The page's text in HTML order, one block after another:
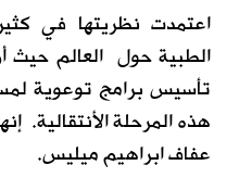
اعتمدت نظريتها في
الطبية حول العالم حيث
تأسيس برامج توعوية
هذه المرحلة الأنتقالية.إ
عفاف ابراهيم ميليس.